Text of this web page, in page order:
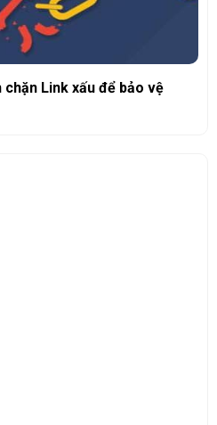
Link xấu để bảo vệ